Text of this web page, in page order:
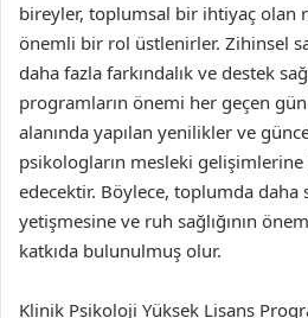
bireyler, toplumsal bir ihtiyaç olan
önemli bir rol üstlenirler. Zihinsel
daha fazla farkındalık ve destek
programların önemi her geçen
alanında yapılan yenilikler ve
psikologların mesleki gelişimlerine
edecektir. Böylece, toplumda daha
yetişmesine ve ruh sağlığının
katkıda bulunulmuş olur.
Klinik Psikoloji Yüksek Lisans